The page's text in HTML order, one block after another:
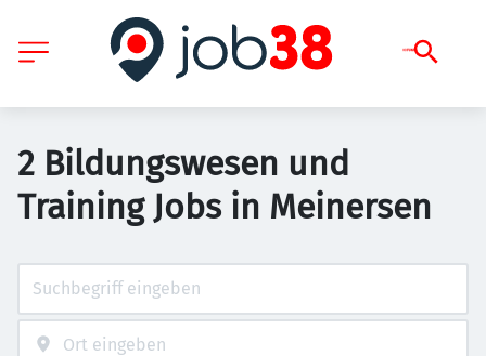
2 Bildungswesen und
Training Jobs in Meinersen